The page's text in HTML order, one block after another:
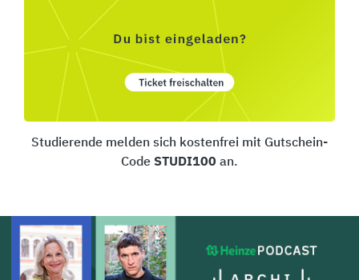
Studierende melden sich kostenfrei mit Gutschein-
Code STUDI100 an.